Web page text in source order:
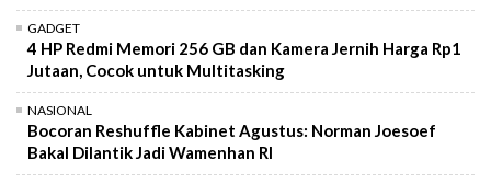
GADGET
4 HP Redmi Memori 256 GB dan Kamera Jernih Harga Rp1
Jutaan, Cocok untuk Multitasking
NASIONAL
Bocoran Reshuffle Kabinet Agustus: Norman Joesoef
Bakal Dilantik Jadi Wamenhan RI